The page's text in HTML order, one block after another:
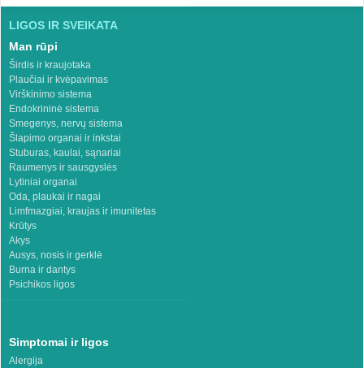
LIGOS IR SVEIKATA
Man rūpi
Širdis ir kraujotaka
Plaučiai ir kvėpavimas
Virškinimo sistema
Endokrininė sistema
Smegenys, nervų sistema
Šlapimo organai ir inkstai
Stuburas, kaulai, sąnariai
Raumenys ir sausgyslės
Lytiniai organai
Oda, plaukai ir nagai
Limfmazgiai, kraujas ir imunitetas
Krūtys
Akys
Ausys, nosis ir gerklė
Burna ir dantys
Psichikos ligos
Simptomai ir ligos
Alergija